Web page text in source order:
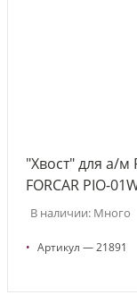
"Хвост" для а/м
FORCAR PIO-
В наличии: Много
• Артикул — 21891